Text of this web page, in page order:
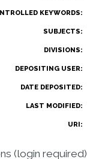
KEYWORDS:
SUBJECTS:
DIVISIONS:
DEPOSITING USER:
DATE DEPOSITED:
LAST MODIFIED:
URI:
(login required)